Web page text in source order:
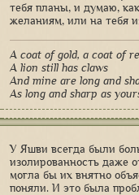
тебя планы, и думаю,
желаниям, или на тебя
A coat of gold, a coat of
A lion still has claws
And mine are long and
As long and sharp as
У Яшви всегда были
изолированность даже
могла бы их внятно
поняли. И это была